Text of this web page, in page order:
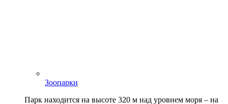
Зоопарки
Парк находится на высоте 320 м над уровнем моря – на